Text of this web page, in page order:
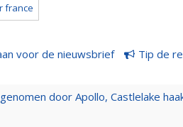
france
voor de nieuwsbrief Tip de
door Apollo, Castlelake